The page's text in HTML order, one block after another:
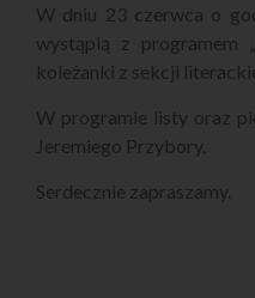
W dniu 23 czerwca o
wystąpią z programem
koleżanki z sekcji
W programie listy oraz
Jeremiego Przybory.
Serdecznie zapraszamy.